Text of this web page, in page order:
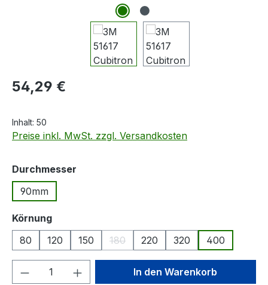
Regulärer Preis:
54,29 €
Inhalt: 50
Preise inkl. MwSt. zzgl. Versandkosten
Durchmesser
90mm
Körnungauswählen
80
120 150 180
(Diese Option ist zurzeit nicht
220 320 400
Produkt Anzahl: Gib denIn den Warenkorb